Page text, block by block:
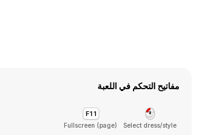
مفاتيح التحكم في اللعبة
Select dress/style
Fullscreen (page)